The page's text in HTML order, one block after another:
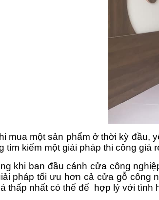
mua một sản phẩm ở thời kỳ đầu,
tìm kiếm một giải pháp thi công giá
khi ban đầu cánh cửa công
pháp tối ưu hơn cả cửa gỗ công
thấp nhất có thể để hợp lý với tình